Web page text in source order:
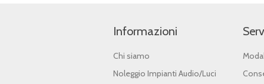
Informazioni
Chi siamo
Noleggio Impianti Audio/Luci